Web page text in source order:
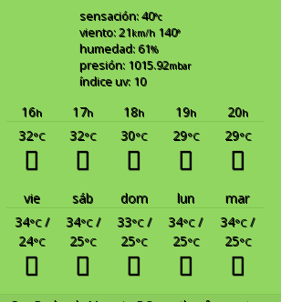
sensación: 40°c
viento: 21km/h 140°
humedad: 61%
presión: 1015.92mbar
índice uv: 10
16h 17h 18h 19h 20h
32°C 32°C 30°C 29°C 29°C
vie sáb dom lun
mar
34°C/
24°C
34°C/
25°C
33°C/
25°C
34°C/
25°C
34°C/
25°C